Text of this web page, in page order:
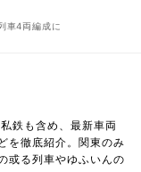
車4両編成に
鉄も含め、最新車両
を徹底紹介。関東のみ
或る列車やゆふいんの